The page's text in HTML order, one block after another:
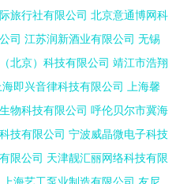
旅行社有限公司 北京意通博网科
司 江苏润新酒业有限公司 无锡
北京）科技有限公司 靖江市浩翔
海即兴音律科技有限公司
上海馨
物科技有限公司 呼伦贝尔市冀海
技有限公司 宁波威晶微电子科技
限公司 天津靓汇丽网络科技有限